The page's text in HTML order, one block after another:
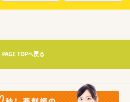
PAGE TOPへ戻る